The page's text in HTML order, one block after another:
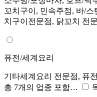
꼬치구이, 민속주점, 바/
치구이전문점, 닭꼬치 전
퓨전/세계요리
기타세계요리 전문점, 퓨
총 7개의 업종 포함…